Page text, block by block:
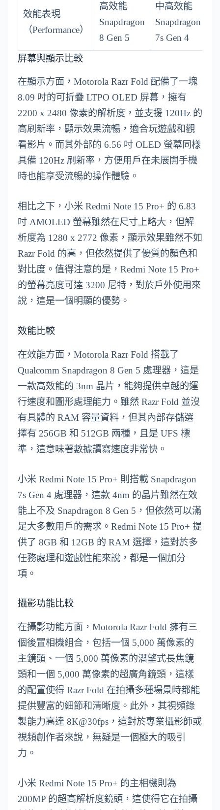
效能表現
（Performance）
高效能
Snapdragon
8 Gen 5
中高效能
Snapdragon
7s Gen 4
屏幕與顯示比較
在顯示方面，Motorola Razr Fold 配備了一塊
8.09 吋的可折疊 LTPO OLED 屏幕，擁有
2200 x 2480 像素的解析度，並支援 120Hz 的
高刷新率，顯示效果流暢，適合玩遊戲和觀
看影片。而其外部的 6.56 吋 OLED 螢幕同樣
具備 120Hz 刷新率，方便用戶在未展開手機
時也能享受流暢的操作體驗。
相比之下，小米 Redmi Note 15 Pro+ 的 6.83
吋 AMOLED 螢幕雖然在尺寸上略大，但解
析度為 1280 x 2772 像素，顯示效果雖然不如
Razr Fold 的高，但依然提供了優質的顏色和
對比度。值得注意的是，Redmi Note 15 Pro+
的螢幕亮度可達 3200 尼特，對於戶外使用來
說，這是一個明顯的優勢。
效能比較
在效能方面，Motorola Razr Fold 搭載了
Qualcomm Snapdragon 8 Gen 5 處理器，這是
一款高效能的 3nm 晶片，能夠提供卓越的運
行速度和圖形處理能力。雖然 Razr Fold 並沒
有具體的 RAM 容量資料，但其內部存儲選
擇有 256GB 和 512GB 兩種，且是 UFS 標
準，這意味著數據讀寫速度非常快。
小米 Redmi Note 15 Pro+ 則搭載 Snapdragon
7s Gen 4 處理器，這款 4nm 的晶片雖然在效
能上不及 Snapdragon 8 Gen 5，但依然可以滿
足大多數用戶的需求。Redmi Note 15 Pro+ 提
供了 8GB 和 12GB 的 RAM 選擇，這對於多
任務處理和遊戲性能來說，都是一個加分
項。
攝影功能比較
在攝影功能方面，Motorola Razr Fold 擁有三
個後置相機組合，包括一個 5,000 萬像素的
主鏡頭、一個 5,000 萬像素的潛望式長焦鏡
頭和一個 5,000 萬像素的超廣角鏡頭，這樣
的配置使得 Razr Fold 在拍攝多種場景時都能
提供豐富的細節和清晰度。此外，其視頻錄
製能力高達 8K@30fps，這對於專業攝影師或
視頻創作者來說，無疑是一個極大的吸引
力。
小米 Redmi Note 15 Pro+ 的主相機則為
200MP 的超高解析度鏡頭，這使得它在拍攝